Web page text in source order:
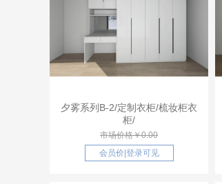
夕雾系列B-2/定制衣柜/梳妆柜衣
柜/
市场价格￥0.00
会员价 登录可见